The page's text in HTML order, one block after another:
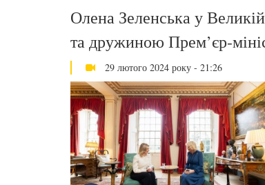
Олена Зеленська у
та дружиною Прем’єр-
29 лютого 2024 року - 21:26